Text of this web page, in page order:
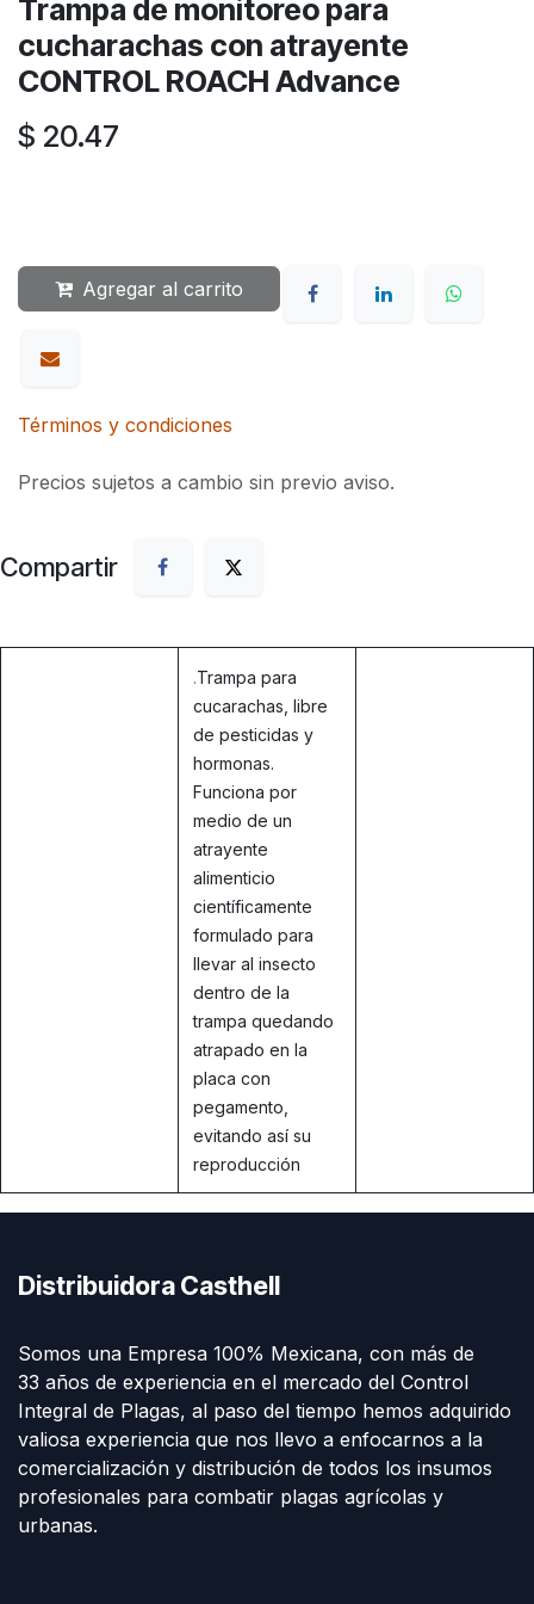
Trampa de monitoreo para
cucharachas con atrayente
CONTROL ROACH Advance
$ 20.47
Agregar al carrito
Términos y condiciones
Precios sujetos a cambio sin previo aviso.
Compartir
.Trampa para
cucarachas, libre
de pesticidas y
hormonas.
Funciona por
medio de un
atrayente
alimenticio
científicamente
formulado para
llevar al insecto
dentro de la
trampa quedando
atrapado en la
placa con
pegamento,
evitando así su
reproducción
Distribuidora Casthell
Somos una Empresa 100% Mexicana, con más de
33 años de experiencia en el mercado del Control
Integral de Plagas, al paso del tiempo hemos adquirido
valiosa experiencia que nos llevo a enfocarnos a la
comercialización y distribución de todos los insumos
profesionales para combatir plagas agrícolas y
urbanas.